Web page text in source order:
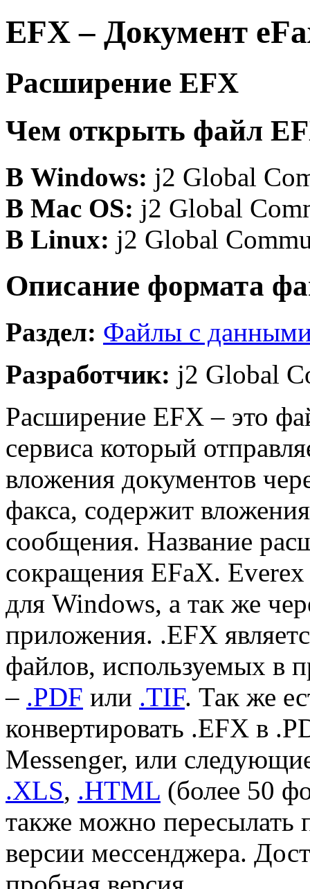
EFX – Документ
Расширение EFX
Чем открыть файл
В Windows: j2 Global
В Mac OS: j2 Global
В Linux: j2 Global
Описание формата
Раздел: Файлы с
Разработчик: j2 Global
Расширение EFX – это
сервиса который
вложения документов
факса, содержит
сообщения. Название
сокращения EFaX.
для Windows, а так же
приложения. .EFX
файлов, используемых в
– .PDF или .TIF. Так же
конвертировать .EFX в
Messenger, или
.XLS, .HTML (более 50
также можно пересылать
версии мессенджера.